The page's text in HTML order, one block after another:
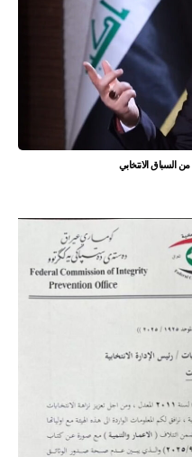
السباق الانتخابي